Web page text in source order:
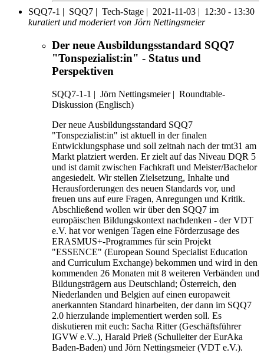
SQQ7-1 | SQQ7 | Tech-Stage | 2021-11-03 | 12:30 - 13:30
kuratiert und moderiert von Jörn Nettingsmeier
Der neue Ausbildungsstandard SQQ7
"Tonspezialist:in" - Status und
Perspektiven
SQQ7-1-1 | Jörn Nettingsmeier | Roundtable-
Diskussion (Englisch)
Der neue Ausbildungsstandard SQQ7
"Tonspezialist:in" ist aktuell in der finalen
Entwicklungsphase und soll zeitnah nach der tmt31 am
Markt platziert werden. Er zielt auf das Niveau DQR 5
und ist damit zwischen Fachkraft und Meister/Bachelor
angesiedelt. Wir stellen Zielsetzung, Inhalte und
Herausforderungen des neuen Standards vor, und
freuen uns auf eure Fragen, Anregungen und Kritik.
Abschließend wollen wir über den SQQ7 im
europäischen Bildungskontext nachdenken - der VDT
e.V. hat vor wenigen Tagen eine Förderzusage des
ERASMUS+-Programmes für sein Projekt
"ESSENCE" (European Sound Specialist Education
and Curriculum Exchange) bekommen und wird in den
kommenden 26 Monaten mit 8 weiteren Verbänden und
Bildungsträgern aus Deutschland; Österreich, den
Niederlanden und Belgien auf einen europaweit
anerkannten Standard hinarbeiten, der dann im SQQ7
2.0 hierzulande implementiert werden soll. Es
diskutieren mit euch: Sacha Ritter (Geschäftsführer
IGVW e.V..), Harald Prieß (Schulleiter der EurAka
Baden-Baden) und Jörn Nettingsmeier (VDT e.V.).